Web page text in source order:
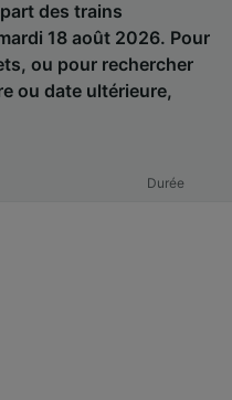
des trains
18 août 2026. Pour
ou pour rechercher
ou date ultérieure,
Durée